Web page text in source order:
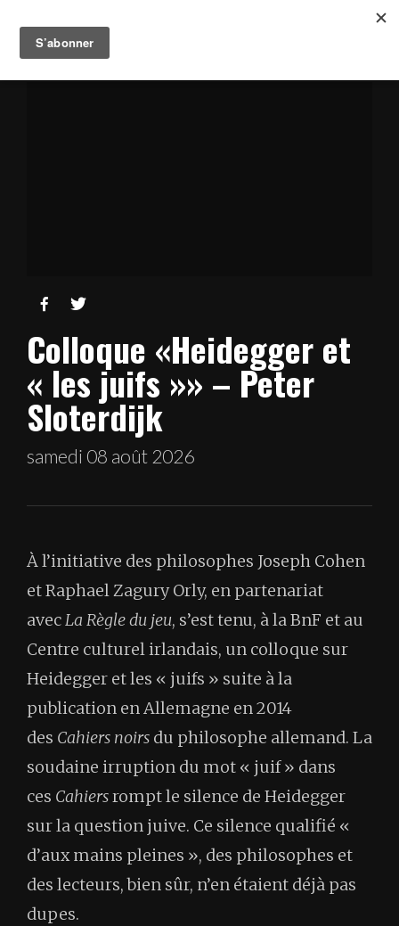
 
Colloque «Heidegger et
« les juifs »» – Peter
Sloterdijk
samedi 08 août 2026
À l’initiative des philosophes Joseph Cohen
et Raphael Zagury Orly, en partenariat
avecLa Règle du jeu, s’est tenu, à la BnF et au
Centre culturel irlandais, un colloque sur
Heidegger et les « juifs » suite à la
publication en Allemagne en 2014
des Cahiers noirs du philosophe allemand. La
soudaine irruption du mot « juif » dans
ces Cahiersrompt le silence de Heidegger
sur la question juive. Ce silence qualifié «
d’aux mains pleines », des philosophes et
des lecteurs, bien sûr, n’en étaient déjà pas
dupes.